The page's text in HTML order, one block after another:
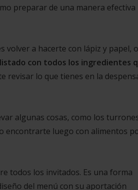
preparar de una manera efectiva
volver a hacerte con lápiz y papel,
con todos los ingredientes
revisar lo que tienes en la
algunas cosas, como los
encontrarte luego con alimentos
todos los invitados. Es una forma
del menú con su aportación